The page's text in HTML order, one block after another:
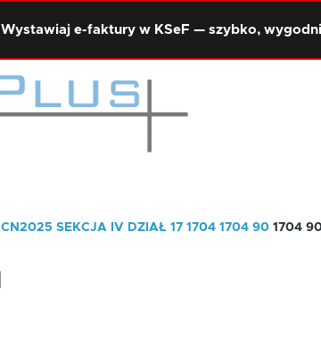
Wystawiaj e-faktury w KSeF — szybko,
CN2025 SEKCJA IV DZIAŁ 17 1704 1704 90 1704